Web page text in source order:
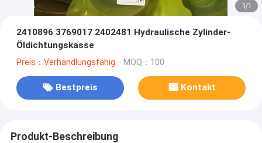
1/1
2410896 3769017 2402481 Hydraulische Zylinder-
Öldichtungskasse
Preis：Verhandlungsfähig MOQ：100
Bestpreis Kontakt
Produkt-Beschreibung